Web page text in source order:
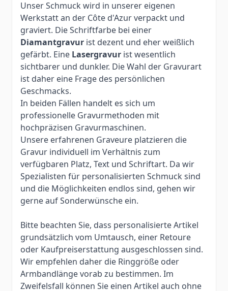
Unser Schmuck wird in unserer eigenen
Werkstatt an der Côte d'Azur verpackt und
graviert. Die Schriftfarbe bei einer
Diamantgravur ist dezent und eher weißlich
gefärbt. Eine Lasergravur ist wesentlich
sichtbarer und dunkler. Die Wahl der Gravurart
ist daher eine Frage des persönlichen
Geschmacks.
In beiden Fällen handelt es sich um
professionelle Gravurmethoden mit
hochpräzisen Gravurmaschinen.
Unsere erfahrenen Graveure platzieren die
Gravur individuell im Verhältnis zum
verfügbaren Platz, Text und Schriftart. Da wir
Spezialisten für personalisierten Schmuck sind
und die Möglichkeiten endlos sind, gehen wir
gerne auf Sonderwünsche ein.
Bitte beachten Sie, dass personalisierte Artikel
grundsätzlich vom Umtausch, einer Retoure
oder Kaufpreiserstattung ausgeschlossen sind.
Wir empfehlen daher die Ringgröße oder
Armbandlänge vorab zu bestimmen. Im
Zweifelsfall können Sie einen Artikel auch ohne